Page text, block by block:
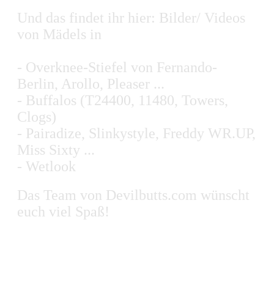
Und das findet ihr hier: Bilder/ Videos
von Mädels in
- Overknee-Stiefel von Fernando-
Berlin, Arollo, Pleaser ...
- Buffalos (T24400, 11480, Towers,
Clogs)
- Pairadize, Slinkystyle, Freddy WR.UP,
Miss Sixty ...
- Wetlook
Das Team von Devilbutts.com wünscht
euch viel Spaß!